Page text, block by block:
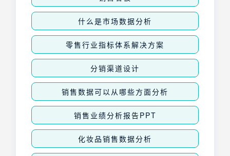
什么是市场数据分析
零售行业指标体系解决方案
分销渠道设计
销售数据可以从哪些方面分析
销售业绩分析报告PPT
化妆品销售数据分析